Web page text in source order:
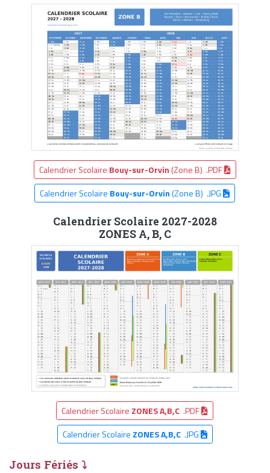
Calendrier Scolaire Bouy-sur-Orvin (Zone B) .PDF
Calendrier Scolaire Bouy-sur-Orvin(Zone B) .JPG
Calendrier Scolaire 2027-2028
ZONES A, B, C
Calendrier Scolaire ZONES A,B,C .PDF
Calendrier Scolaire ZONES A,B,C.JPG
Jours Fériés ⤵